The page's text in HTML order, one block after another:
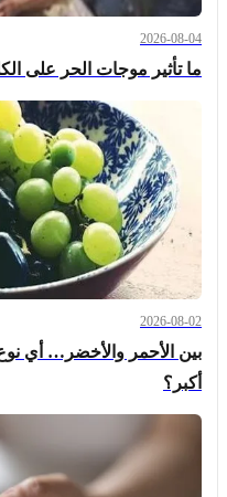
2026-08-04
ما تأثير موجات الحر على
2026-08-02
بين الأحمر والأخضر… أي
أكبر؟